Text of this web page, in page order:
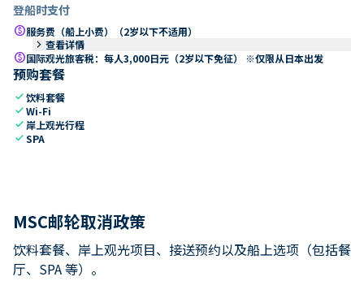
登船时支付
paid服务费（船上小费）（2岁以下不适用）
keyboard_arrow_right 查看详情
paid国际观光旅客税：每人3,000日元（2岁以下免征） ※仅限从日本出发
预购套餐
check饮料套餐
checkWi-Fi
check 岸上观光行程
checkSPA
MSC邮轮取消政策
饮料套餐、岸上观光项目、接送预约以及船上选项（包括餐
厅、SPA 等）。